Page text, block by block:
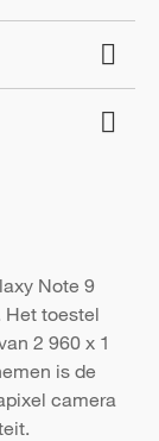
Note 9
Het toestel
2 960 x 1
is de
camera